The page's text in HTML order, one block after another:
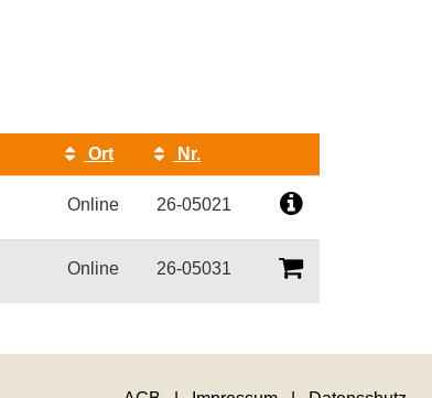
Ort
Nr.
Kursstatus
Online 26-05021
Online 26-05031